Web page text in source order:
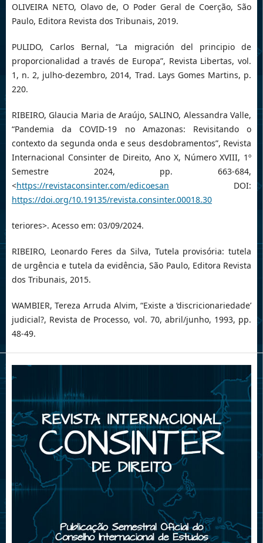
OLIVEIRA NETO, Olavo de, O Poder Geral de Coerção, São
Paulo, Editora Revista dos Tribunais, 2019.
PULIDO, Carlos Bernal, “La migración del principio de
proporcionalidad a través de Europa”, Revista Libertas, vol.
1, n. 2, julho-dezembro, 2014, Trad. Lays Gomes Martins, p.
220.
RIBEIRO, Glaucia Maria de Araújo, SALINO, Alessandra Valle,
“Pandemia da COVID-19 no Amazonas: Revisitando o
contexto da segunda onda e seus desdobramentos”, Revista
Internacional Consinter de Direito, Ano X, Número XVIII, 1º
Semestre 2024, pp. 663-684,
<https://revistaconsinter.com/edicoesan DOI:
https://doi.org/10.19135/revista.consinter.00018.30
teriores>. Acesso em: 03/09/2024.
RIBEIRO, Leonardo Feres da Silva, Tutela provisória: tutela
de urgência e tutela da evidência, São Paulo, Editora Revista
dos Tribunais, 2015.
WAMBIER, Tereza Arruda Alvim, “Existe a ‘discricionariedade’
judicial?, Revista de Processo, vol. 70, abril/junho, 1993, pp.
48-49.